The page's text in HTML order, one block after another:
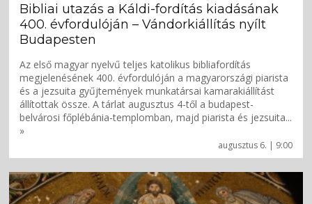
augusztus 6. | 9:00
Bibliai utazás a Káldi-fordítás kiadásának
400. évfordulóján – Vándorkiállítás nyílt
Budapesten
Az első magyar nyelvű teljes katolikus bibliafordítás
megjelenésének 400. évfordulóján a magyarországi piarista
és a jezsuita gyűjtemények munkatársai kamarakiállítást
állítottak össze. A tárlat augusztus 4-től a budapest-
belvárosi főplébánia-templomban, majd piarista és jezsuita...
»